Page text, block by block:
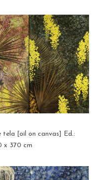
[oil on canvas] Ed.:
x 370 cm